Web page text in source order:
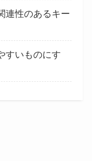
連性のあるキー
すいものにす